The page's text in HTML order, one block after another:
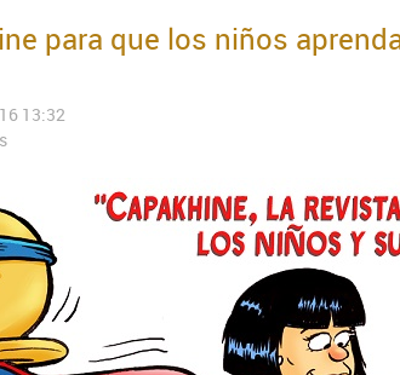
para que los niños
13:32